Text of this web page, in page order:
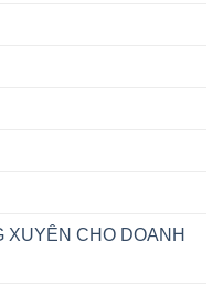
CHO DOANH